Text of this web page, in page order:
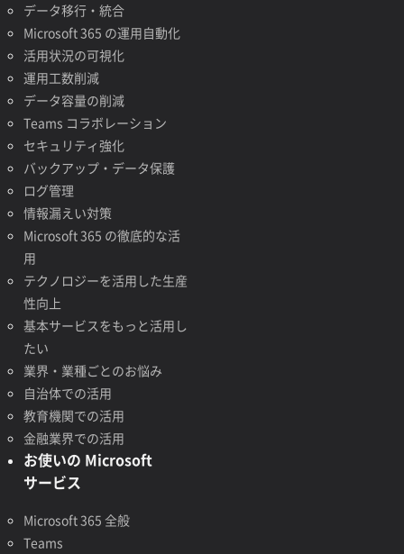
データ移行・統合
Microsoft 365 の運用自動化
活用状況の可視化
運用工数削減
データ容量の削減
Teams コラボレーション
セキュリティ強化
バックアップ・データ保護
ログ管理
情報漏えい対策
Microsoft 365 の徹底的な活
用
テクノロジーを活用した生産
性向上
基本サービスをもっと活用し
たい
業界・業種ごとのお悩み
自治体での活用
教育機関での活用
金融業界での活用
お使いの Microsoft
サービス
Microsoft 365 全般
Teams